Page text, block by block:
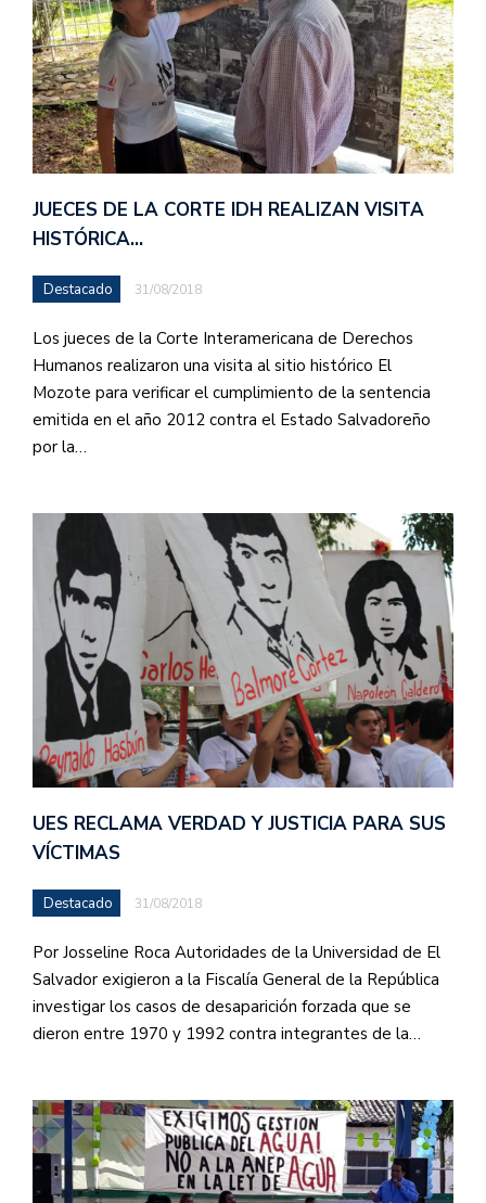
JUECES DE LA CORTE IDH REALIZAN VISITA
HISTÓRICA…
Destacado 31/08/2018
Los jueces de la Corte Interamericana de Derechos
Humanos realizaron una visita al sitio histórico El
Mozote para verificar el cumplimiento de la sentencia
emitida en el año 2012 contra el Estado Salvadoreño
por la…
UES RECLAMA VERDAD Y JUSTICIA PARA SUS
VÍCTIMAS
Destacado 31/08/2018
Por Josseline Roca Autoridades de la Universidad de El
Salvador exigieron a la Fiscalía General de la República
investigar los casos de desaparición forzada que se
dieron entre 1970 y 1992 contra integrantes de la…